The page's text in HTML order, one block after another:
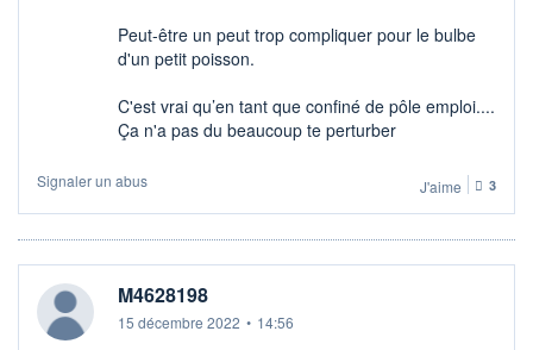
Peut-être un peut trop compliquer pour le bulbe
d'un petit poisson.
C'est vrai qu’en tant que confiné de pôle emploi....
Ça n'a pas du beaucoup te perturber
Signaler un abus J'aime 3
M4628198
15 décembre 2022 • 14:56